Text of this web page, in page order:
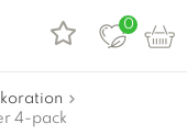
0
4-pack